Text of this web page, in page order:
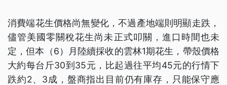
消費端花生價格尚無變化，不過產地端則明顯走跌，
儘管美國零關稅花生尚未正式叩關，進口時間也未
定，但本（6）月陸續採收的雲林1期花生，帶殼價格
大約每台斤30到35元，比起過往平均45元的行情下
跌約2、3成，盤商指出目前仍有庫存，只能保守應